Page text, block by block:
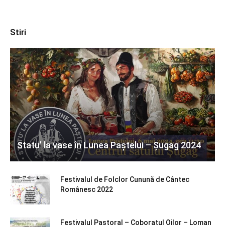
Stiri
Statu’ la vase în Lunea Paștelui – Șugag 2024
Festivalul de Folclor Cunună de Cântec
Românesc 2022
Festivalul Pastoral – Coboratul Oilor – Loman